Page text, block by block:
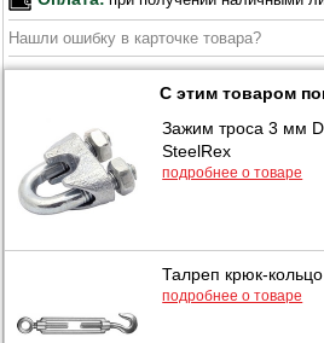
Нашли ошибку в карточке товара?
С этим товаром
Зажим троса 3 мм
SteelRex
подробнее о товаре
Талреп крюк-
подробнее о товаре